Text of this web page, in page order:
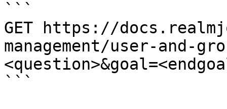
```
GET https://
management/user-and-
```